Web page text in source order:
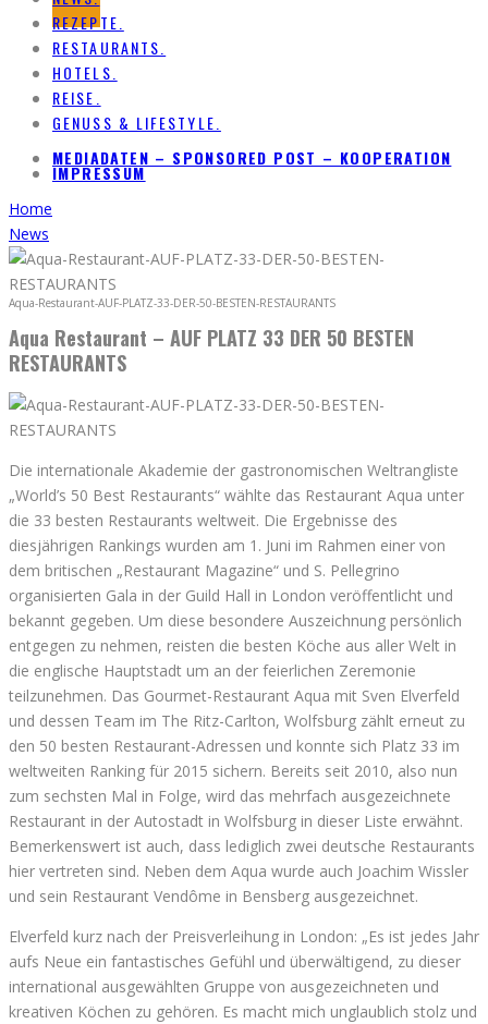
REZEPTE.
RESTAURANTS.
HOTELS.
REISE.
GENUSS & LIFESTYLE.
MEDIADATEN – SPONSORED POST – KOOPERATION
IMPRESSUM
Home
News
Aqua-Restaurant-AUF-PLATZ-33-DER-50-BESTEN-RESTAURANTS
Aqua Restaurant – AUF PLATZ 33 DER 50 BESTEN
RESTAURANTS
Die internationale Akademie der gastronomischen Weltrangliste
„World’s 50 Best Restaurants“ wählte das Restaurant Aqua unter
die 33 besten Restaurants weltweit. Die Ergebnisse des
diesjährigen Rankings wurden am 1. Juni im Rahmen einer von
dem britischen „Restaurant Magazine“ und S. Pellegrino
organisierten Gala in der Guild Hall in London veröffentlicht und
bekannt gegeben. Um diese besondere Auszeichnung persönlich
entgegen zu nehmen, reisten die besten Köche aus aller Welt in
die englische Hauptstadt um an der feierlichen Zeremonie
teilzunehmen. Das Gourmet-Restaurant Aqua mit Sven Elverfeld
und dessen Team im The Ritz-Carlton, Wolfsburg zählt erneut zu
den 50 besten Restaurant-Adressen und konnte sich Platz 33 im
weltweiten Ranking für 2015 sichern. Bereits seit 2010, also nun
zum sechsten Mal in Folge, wird das mehrfach ausgezeichnete
Restaurant in der Autostadt in Wolfsburg in dieser Liste erwähnt.
Bemerkenswert ist auch, dass lediglich zwei deutsche Restaurants
hier vertreten sind. Neben dem Aqua wurde auch Joachim Wissler
und sein Restaurant Vendôme in Bensberg ausgezeichnet.
Elverfeld kurz nach der Preisverleihung in London: „Es ist jedes Jahr
aufs Neue ein fantastisches Gefühl und überwältigend, zu dieser
international ausgewählten Gruppe von ausgezeichneten und
kreativen Köchen zu gehören. Es macht mich unglaublich stolz und